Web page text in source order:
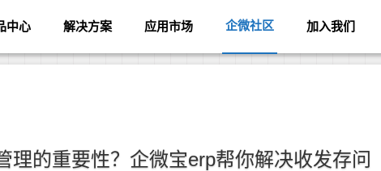
中心 解决方案 应用市场 企微社区 加入我们
理的重要性？企微宝erp帮你解决收发存问